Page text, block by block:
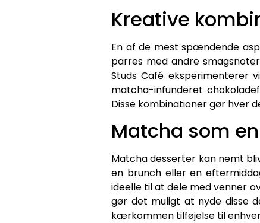
Kreative
En af de mest spændende
parres med andre
Studs Café
matcha-infunderet
Disse kombinationer gør hver
Matcha som
Matcha desserter kan nemt
en brunch eller en
ideelle til at dele med venner
gør det muligt at nyde disse
kærkommen tilføjelse til